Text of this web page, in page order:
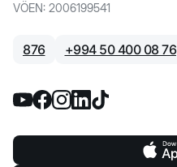
VÖEN: 2006199541
876 +994 50 400 08 76